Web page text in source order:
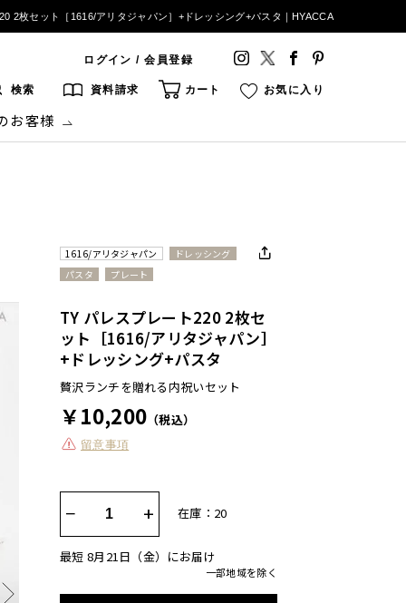
2枚セット［1616/アリタジャパン］+ドレッシング+パスタ｜HYACCA
ログイン / 会員登録
検索 資料請求 カート お気に入り
お客様
1616/アリタジャパン
ドレッシング
パスタ
プレート
TY パレスプレート220 2枚セ
ット［1616/アリタジャパン］
+ドレッシング+パスタ
贅沢ランチを贈れる内祝いセット
￥10,200 （税込）
留意事項
− + 在庫：20
最短 8月21日（金）にお届け
一部地域を除く